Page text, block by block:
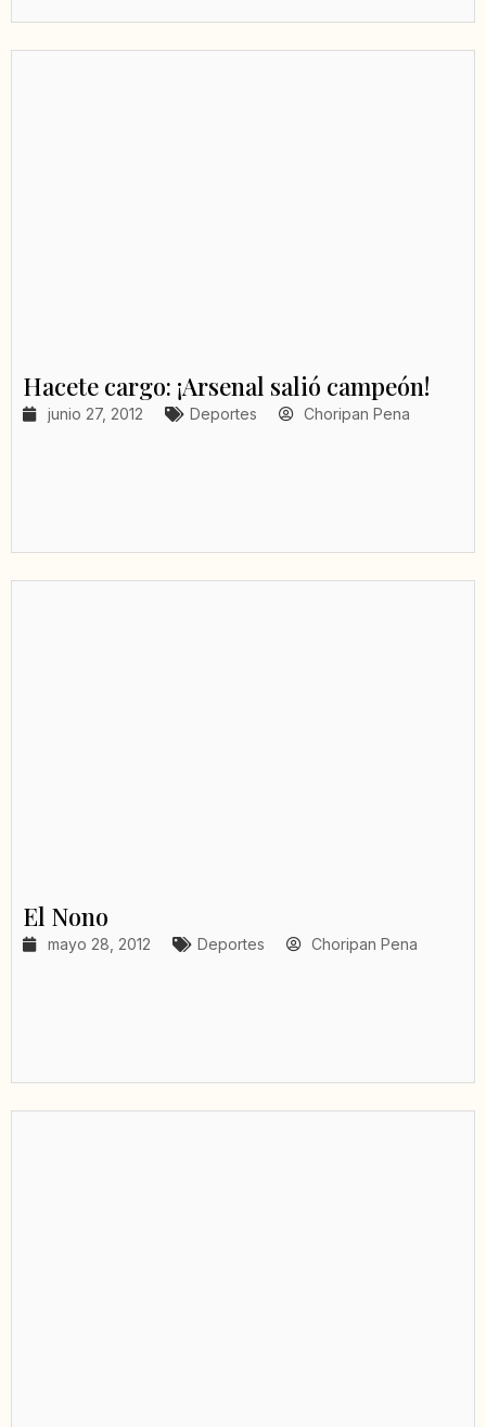
Hacete cargo: ¡Arsenal salió campeón!
junio 27, 2012 Deportes Choripan Pena
El Nono
mayo 28, 2012 Deportes Choripan Pena